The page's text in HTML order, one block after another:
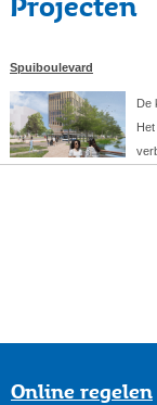
Spuiboulevard
De
Online regelen